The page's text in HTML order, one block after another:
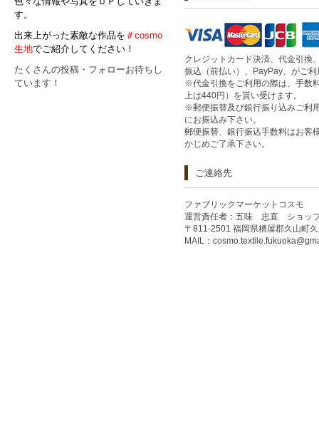
クレジットカード決済、代金引換
振込（前払い）、PayPay、がご
※代金引換をご利用の際は、手数
上は440円）を貰い受けます。
※郵便振替及び銀行振り込みご利
にお振込み下さい。
郵便振替、銀行振込手数料はお客
かじめご了承下さい。
ご連絡先
ファブリックマーケットコスモ
運営責任者：五味 忠直 ショッ
〒811-2501 福岡県糟屋郡久山町
MAIL：
す。
出来上がった素敵な作品を ＃cosmo
生地でご紹介してください！
たくさんの投稿・フォローお待ちし
ています！